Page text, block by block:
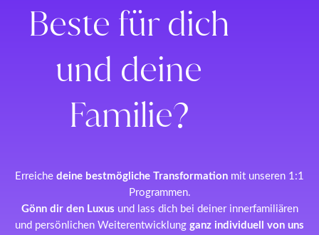
Beste für dich
und deine
Familie?
Erreiche deine bestmögliche Transformation mit unseren 1:1
Programmen.
Gönn dir den Luxus und lass dich bei deiner innerfamiliären
und persönlichen Weiterentwicklung ganz individuell von uns